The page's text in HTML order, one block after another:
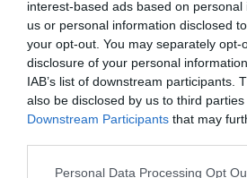
interest-based ads based on
us or personal information disclosed
your opt-out. You may separately opt-
disclosure of your personal
IAB’s list of downstream participants.
also be disclosed by us to third
Downstream Participants that may
Personal Data Processing Opt